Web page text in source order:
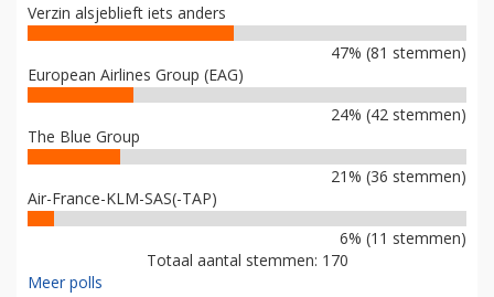
Verzin alsjeblieft iets anders
47% (81 stemmen)
European Airlines Group (EAG)
24% (42 stemmen)
The Blue Group
21% (36 stemmen)
Air-France-KLM-SAS(-TAP)
6% (11 stemmen)
Totaal aantal stemmen: 170
Meer polls